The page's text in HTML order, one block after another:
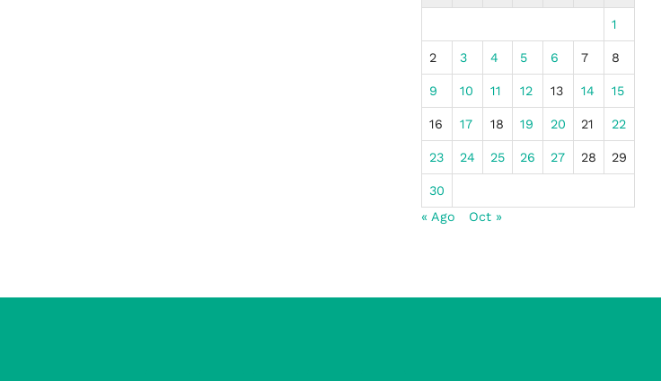
1
2 3 4 5 6 7 8
9 10 11 12 13 14 15
16 17 18 19 20 21 22
23 24 25 26 27 28 29
30
« Ago
Oct »